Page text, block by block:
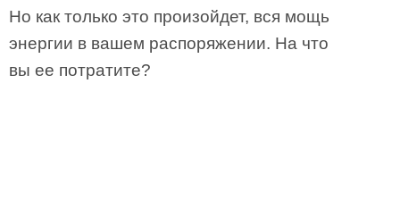
Но как только это произойдет, вся мощь
энергии в вашем распоряжении. На что
вы ее потратите?